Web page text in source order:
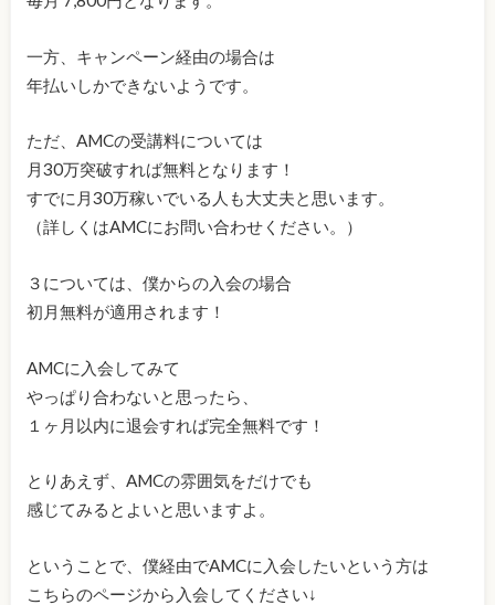
一方、キャンペーン経由の場合は
年払いしかできないようです。
ただ、AMCの受講料については
月30万突破すれば無料となります！
すでに月30万稼いでいる人も大丈夫と思います。
（詳しくはAMCにお問い合わせください。）
３については、僕からの入会の場合
初月無料が適用されます！
AMCに入会してみて
やっぱり合わないと思ったら、
１ヶ月以内に退会すれば完全無料です！
とりあえず、AMCの雰囲気をだけでも
感じてみるとよいと思いますよ。
ということで、僕経由でAMCに入会したいという方は
こちらのページから入会してください↓